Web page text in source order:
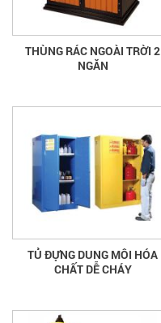
THÙNG RÁC NGOÀI TRỜI 2
NGĂN
TỦ ĐỰNG DUNG MÔI HÓA
CHẤT DỄ CHÁY